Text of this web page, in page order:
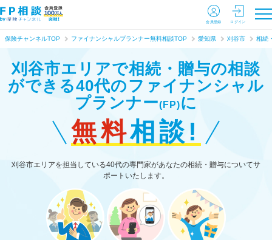
会員登録 ログイン
保険チャンネルTOP ファイナンシャルプランナー無料相談TOP 愛知県 刈谷市 相続
刈谷市エリアで相続・贈与の相談
ができる40代のファイナンシャル
プランナー(FP)に
無料相談!
刈谷市エリアを担当している40代の専門家があなたの相続・贈与についてサ
ポートいたします。